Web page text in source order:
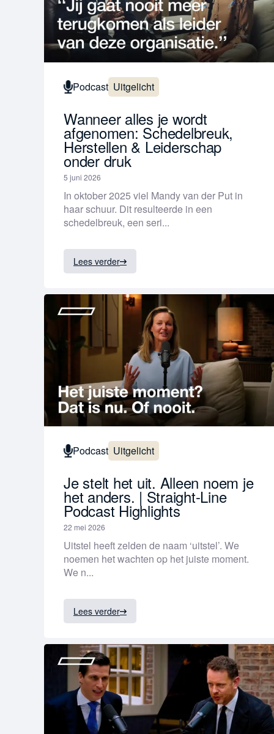
Podcast Uitgelicht
Wanneer alles je wordt
afgenomen: Schedelbreuk,
Herstellen & Leiderschap
onder druk
5 juni 2026
In oktober 2025 viel Mandy van der Put in
haar schuur. Dit resulteerde in een
schedelbreuk, een seri...
Lees verder
Podcast Uitgelicht
Je stelt het uit. Alleen noem je
het anders. | Straight-Line
Podcast Highlights
22 mei 2026
Uitstel heeft zelden de naam ‘uitstel’. We
noemen het wachten op het juiste moment.
We n...
Lees verder